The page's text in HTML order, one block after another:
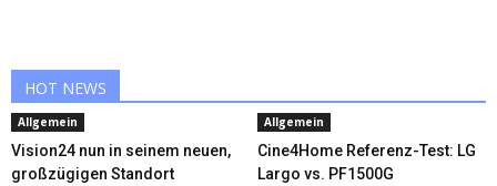
HOT NEWS
Allgemein
Vision24 nun in seinem neuen,
großzügigen Standort
Allgemein
Cine4Home Referenz-Test: LG
Largo vs. PF1500G